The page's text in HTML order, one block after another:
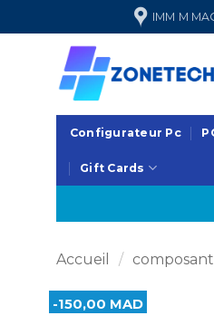
au
IMM M
Configurateur Pc
Gift Cards
Accueil /
-150,00 MAD